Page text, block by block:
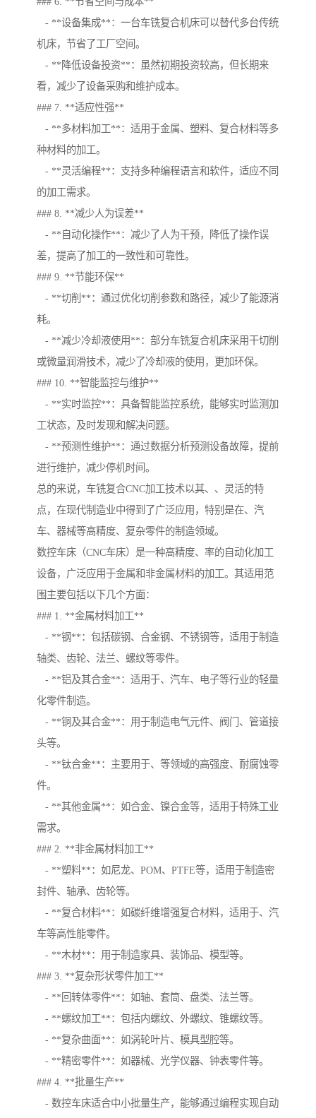
- **设备集成**：一台车铣复合机床可以替代多台传统
机床，节省了工厂空间。
- **降低设备投资**：虽然初期投资较高，但长期来
看，减少了设备采购和维护成本。
### 7. **适应性强**
- **多材料加工**：适用于金属、塑料、复合材料等多
种材料的加工。
- **灵活编程**：支持多种编程语言和软件，适应不同
的加工需求。
### 8. **减少人为误差**
- **自动化操作**：减少了人为干预，降低了操作误
差，提高了加工的一致性和可靠性。
### 9. **节能环保**
- **切削**：通过优化切削参数和路径，减少了能源消
耗。
- **减少冷却液使用**：部分车铣复合机床采用干切削
或微量润滑技术，减少了冷却液的使用，更加环保。
### 10. **智能监控与维护**
- **实时监控**：具备智能监控系统，能够实时监测加
工状态，及时发现和解决问题。
- **预测性维护**：通过数据分析预测设备故障，提前
进行维护，减少停机时间。
总的来说，车铣复合CNC加工技术以其、、灵活的特
点，在现代制造业中得到了广泛应用，特别是在、汽
车、器械等高精度、复杂零件的制造领域。
数控车床（CNC车床）是一种高精度、率的自动化加工
设备，广泛应用于金属和非金属材料的加工。其适用范
围主要包括以下几个方面：
### 1. **金属材料加工**
- **钢**：包括碳钢、合金钢、不锈钢等，适用于制造
轴类、齿轮、法兰、螺纹等零件。
- **铝及其合金**：适用于、汽车、电子等行业的轻量
化零件制造。
- **铜及其合金**：用于制造电气元件、阀门、管道接
头等。
- **钛合金**：主要用于、等领域的高强度、耐腐蚀零
件。
- **其他金属**：如合金、镍合金等，适用于特殊工业
需求。
### 2. **非金属材料加工**
- **塑料**：如尼龙、POM、PTFE等，适用于制造密
封件、轴承、齿轮等。
- **复合材料**：如碳纤维增强复合材料，适用于、汽
车等高性能零件。
- **木材**：用于制造家具、装饰品、模型等。
### 3. **复杂形状零件加工**
- **回转体零件**：如轴、套筒、盘类、法兰等。
- **螺纹加工**：包括内螺纹、外螺纹、锥螺纹等。
- **复杂曲面**：如涡轮叶片、模具型腔等。
- **精密零件**：如器械、光学仪器、钟表零件等。
### 4. **批量生产**
- 数控车床适合中小批量生产，能够通过编程实现自动